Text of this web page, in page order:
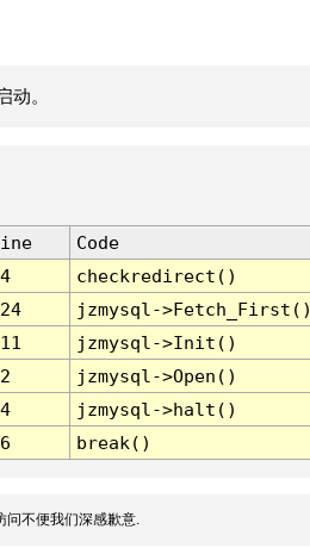
动。
Code
checkredirect()
jzmysql-
jzmysql->Init()
jzmysql->Open()
jzmysql->halt()
break()
不便我们深感歉意.